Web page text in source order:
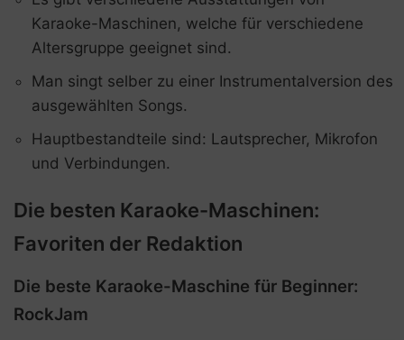
Karaoke-Maschinen, welche für verschiedene
Altersgruppe geeignet sind.
Man singt selber zu einer Instrumentalversion des
ausgewählten Songs.
Hauptbestandteile sind: Lautsprecher, Mikrofon
und Verbindungen.
Die besten Karaoke-Maschinen:
Favoriten der Redaktion
Die beste Karaoke-Maschine für Beginner:
RockJam